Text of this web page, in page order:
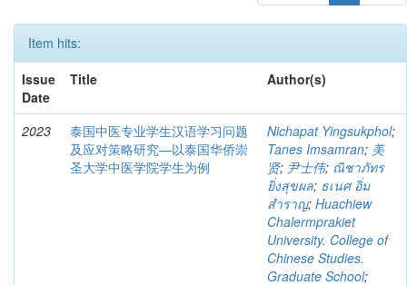
Item hits:
Issue
Date
Title Author(s)
2023
泰国中医专业学生汉语学习问题
及应对策略研究—以泰国华侨崇
圣大学中医学院学生为例
Nichapat Yingsukphol;
Tanes Imsamran; 美
贤; 尹士伟; ณิชาภัทร
ยิ่งสุขผล; ธเนศ อิ่ม
สำราญ; Huachiew
Chalermprakiet
University. College of
Chinese Studies.
Graduate School;